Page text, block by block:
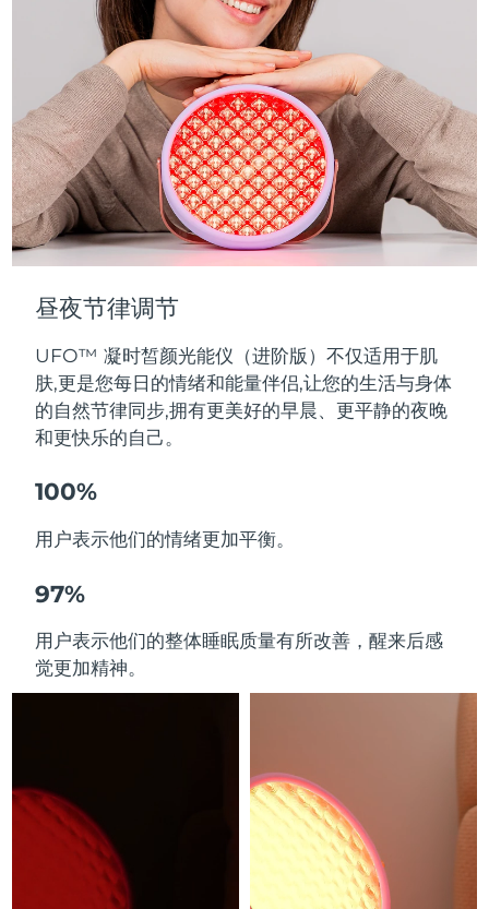
含多种预设护理程序，可有效祛皱、祛痘或快速焕肤。
昼夜节律调节
UFO™ 凝时皙颜光能仪（进阶版）不仅适用于肌
肤,更是您每日的情绪和能量伴侣,让您的生活与身体
的自然节律同步,拥有更美好的早晨、更平静的夜晚
和更快乐的自己。
100%
用户表示他们的情绪更加平衡。
97%
用户表示他们的整体睡眠质量有所改善，醒来后感
觉更加精神。